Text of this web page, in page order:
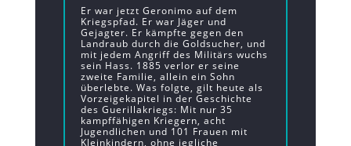
Er war jetzt Geronimo auf dem
Kriegspfad. Er war Jäger und
Gejagter. Er kämpfte gegen den
Landraub durch die Goldsucher, und
mit jedem Angriff des Militärs wuchs
sein Hass. 1885 verlor er seine
zweite Familie, allein ein Sohn
überlebte. Was folgte, gilt heute als
Vorzeigekapitel in der Geschichte
des Guerillakriegs: Mit nur 35
kampffähigen Kriegern, acht
Jugendlichen und 101 Frauen mit
Kleinkindern, ohne jegliche